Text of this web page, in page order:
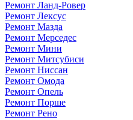
Ремонт Ланд-Ровер
Ремонт Лексус
Ремонт Мазда
Ремонт Мерседес
Ремонт Мини
Ремонт Митсубиси
Ремонт Ниссан
Ремонт Омода
Ремонт Опель
Ремонт Порше
Ремонт Рено